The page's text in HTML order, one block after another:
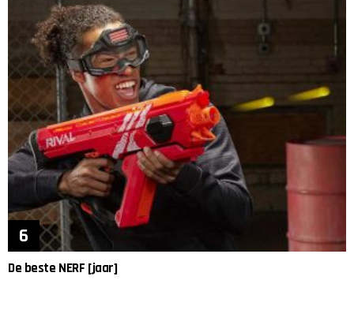
De beste NERF [jaar]